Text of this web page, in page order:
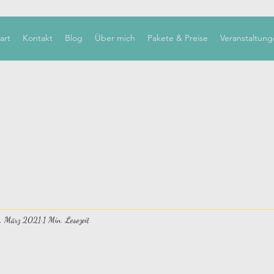
Kontakt Blog Über mich Pakete & Preise
März 2021 1 Min. Lesezeit